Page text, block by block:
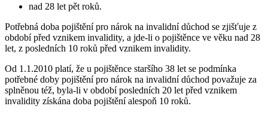
nad 28 let pět roků.
Potřebná doba pojištění pro nárok na invalidní důchod se zjišťuje z
období před vznikem invalidity, a jde-li o pojištěnce ve věku nad 28
let, z posledních 10 roků před vznikem invalidity.
Od 1.1.2010 platí, že u pojištěnce staršího 38 let se podmínka
potřebné doby pojištění pro nárok na invalidní důchod považuje za
splněnou též, byla-li v období posledních 20 let před vznikem
invalidity získána doba pojištění alespoň 10 roků.